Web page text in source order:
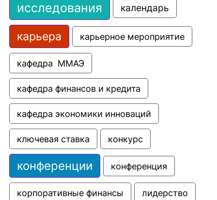
исследования календарь
карьера карьерное мероприятие
кафедра  ММАЭ
кафедра финансов и кредита
кафедра экономики инноваций
ключевая ставка конкурс
конференции конференция
корпоративные финансы лидерство